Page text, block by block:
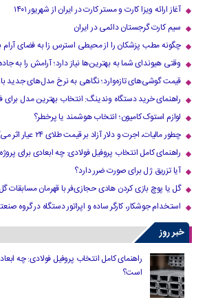
آغاز ارائه ویزا کارت و مستر کارت در ایران از شهریور ۱۴۰۱
سیم کارت گرجستان دائمی در ایران
چگونه مطب پزشکان را از محیطی استرس زا به فضای
وقتی هیوندای شما به بهترین‌ها نیاز دارد؛ آرامش را به جاده
قیمت گوشی‌های تازه‌وارد؛ نگاهی به نرخ مدل‌های جدید
راهنمای خرید دستگاه وندینگ: انتخاب بهترین مدل
لوازم استوک کامیون؛ انتخاب هوشمند یا پرخطر؟
چطور مالیات، اجرت و دلار آزاد بر قیمت طلای ۲۴ عیار اثر می‌گذارد؟
راهنمای کامل انتخاب پروفیل فولادی: چه ابعادی برای
آیا تزریق ژل برای صورت ضرر دارد​؟
گل یا پوچ بازی کردن هادی حجازی‌فر با قهرمان مسابقات
استخدام جوشکار، کارگر ساده و اپراتور دستگاه در گروه
خبر روز
راهنمای کامل انتخاب پروفیل فولادی: چه
است؟